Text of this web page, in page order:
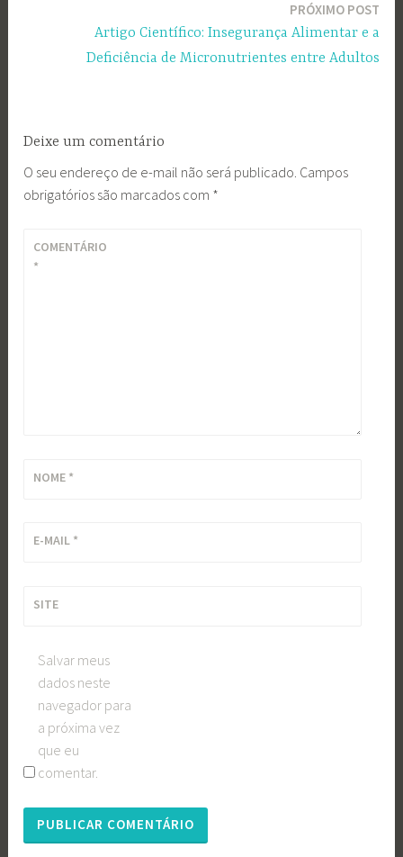
PRÓXIMO POST
Artigo Científico: Insegurança Alimentar e a
Deficiência de Micronutrientes entre Adultos
Deixe um comentário
O seu endereço de e-mail não será publicado. Campos
obrigatórios são marcados com *
COMENTÁRIO
*
NOME *
E-MAIL *
SITE
Salvar meus
dados neste
navegador para
a próxima vez
que eu
comentar.